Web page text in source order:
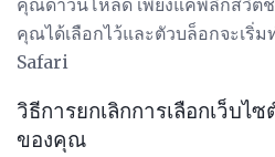
คุณดาวน์โหลด เพียงแค่พลิกสวิต
คุณได้เลือกไว้และตัวบล็อกจะเริ่
Safari
วิธีการยกเลิกการเลือกเว็บ
ของคุณ